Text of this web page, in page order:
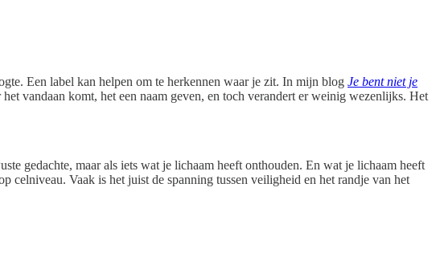
Een label kan helpen om te herkennen waar je zit. In mijn blog Je bent niet je
vandaan komt, het een naam geven, en toch verandert er weinig wezenlijks. Het
gedachte, maar als iets wat je lichaam heeft onthouden. En wat je lichaam heeft
Vaak is het juist de spanning tussen veiligheid en het randje van het